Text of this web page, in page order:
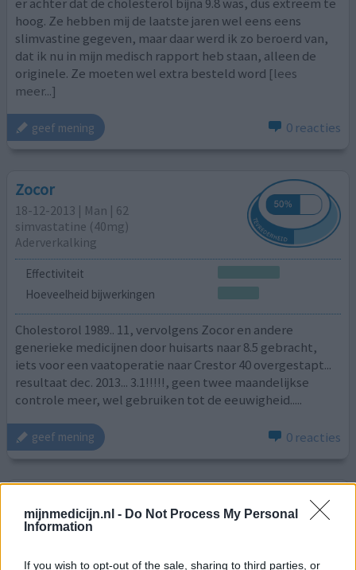
mijnmedicijn.nl - Do Not Process My Personal
Information
If you wish to opt-out of the sale, sharing to third parties, or
hoog. Ze hebben mij de laatste jaren wel eens eens
slimvastine gegeven, maar daar werd ik zo beroerd van,
dat ik nu in mijn medisch rapport heb staan, alleen de
originele. Ze moeten wel extra besteld word [lees
meer...]
geef mening 0 reacties
Zocor
18-12-2013 | Man | 62
simvastatine (40mg)
Aderverkalking
Effectiviteit
Hoeveelheid bijwerkingen
Cholestorol 1989.. 11, vervolgens Zocor en andere
generieke medicijnen door huisarts naar 8.5 gebracht,
iets voor een vaatoperatie naar Crestor 40 overgestapt...
resultaat dec. 2013... 3.1!!!!!, geen twee maandelijkse
controle meer, wel gebruiken tot de eeuwigheid.....
geef mening 0 reacties
27-10-2013 | Man | 61
simvastatine (20mg)